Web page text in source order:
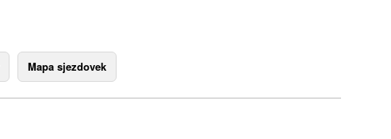
Mapa sjezdovek